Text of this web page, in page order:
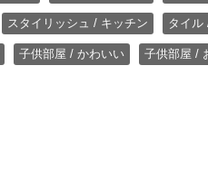
スタイリッシュ / キッチン タイル
子供部屋 / かわいい 子供部屋 /